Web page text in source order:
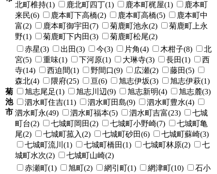
北町椎持(1)
鹿北町四丁(1) 鹿本町梶屋(1)
鹿本町
来民(6)
鹿本町下高橋(2) 鹿本町高橋(5)
鹿本町中
富(2)
鹿本町御宇田(7) 菊鹿町池永(2)
菊鹿町上永
野(1)
菊鹿町下内田(3) 菊鹿町松尾(2)
菊
池
市
赤星(3) 出田(3) 今(3) 片角(4) 木柑子(8)
北
宮(5)
重味(1) 下河原(1) 大琳寺(3) 長田(1)
西
寺(14)
西迫間(1) 野間口(9) 広瀬(2)
藤田(5)
森北(4)
隈府(25) 亘(6) 旭志伊坂(3)
旭志伊萩(1)
旭志尾足(1)
旭志川辺(9) 旭志新明(4)
旭志麓(3)
泗水町住吉(11)
泗水町田島(9)
泗水町豊水(4)
泗水町永(49)
泗水町福本(5) 泗水町吉富(23)
七城
町台(2)
七城町岡田(2) 七城町小野崎(7)
七城町亀
尾(2)
七城町菰入(2) 七城町砂田(6)
七城町蘇崎(3)
七城町流川(1)
七城町橋田(1) 七城町林原(2)
七
城町水次(2)
七城町山崎(2)
赤瀬町(1) 旭町(2) 網引町(1) 網津町(10)
石小